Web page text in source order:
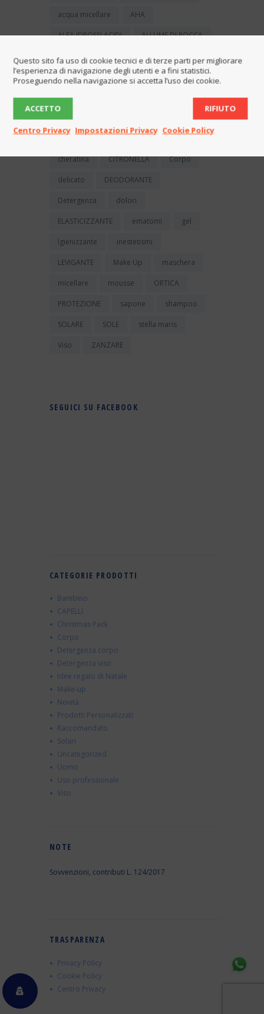
acqua micellare AHA
ALFA IDROSSI ACIDI ALLUME DI ROCCA
ALOE aloe vera amamelide
ANTIBATTERICO balsamo
bambino
buccia d'arancia
CAPELLI GRASSI
cheratina CITRONELLA Corpo
delicato DEODORANTE
Detergenza dolori
ELASTICIZZANTE ematomi gel
Igienizzante inestetismi
LEVIGANTE Make Up maschera
micellare mousse ORTICA
PROTEZIONE sapone shampoo
SOLARE SOLE stella maris
Viso ZANZARE
SEGUICI SU FACEBOOK
CATEGORIE PRODOTTI
Bambino
CAPELLI
Christmas Pack
Corpo
Detergenza corpo
Detergenza viso
Idee regalo di Natale
Make-up
Novità
Prodotti Personalizzati
Raccomandato
Solari
Uncategorized
Uomo
Uso professionale
Viso
NOTE
Sovvenzioni, contributi L. 124/2017
TRASPARENZA
Privacy Policy
Cookie Policy
Centro Privacy
Questo sito fa uso di cookie tecnici e di terze parti per migliorare
l’esperienza di navigazione degli utenti e a fini statistici.
Proseguendo nella navigazione si accetta l’uso dei cookie.
ACCETTO RIFIUTO
Centro Privacy Impostazioni Privacy Cookie Policy